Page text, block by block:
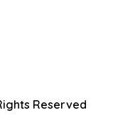
Reserved